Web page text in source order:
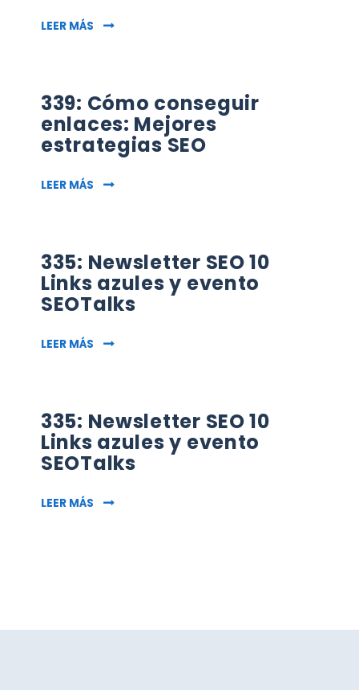
LEER MÁS 339: CÓMO CONSEGUIR ENLACES: MEJORES
339: Cómo conseguir
enlaces: Mejores
estrategias SEO
LEER MÁS 339: CÓMO CONSEGUIR ENLACES: MEJORES
335: Newsletter SEO 10
Links azules y evento
SEOTalks
LEER MÁS 335: NEWSLETTER SEO 10 LINKS AZULES Y
335: Newsletter SEO 10
Links azules y evento
SEOTalks
LEER MÁS 335: NEWSLETTER SEO 10 LINKS AZULES Y